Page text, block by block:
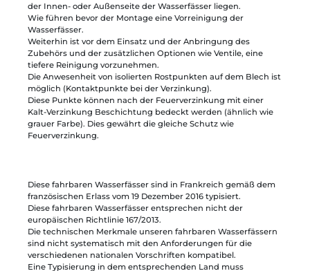
der Innen- oder Außenseite der Wasserfässer liegen.
Wie führen bevor der Montage eine Vorreinigung der
Wasserfässer.
Weiterhin ist vor dem Einsatz und der Anbringung des
Zubehörs und der zusätzlichen Optionen wie Ventile, eine
tiefere Reinigung vorzunehmen.
Die Anwesenheit von isolierten Rostpunkten auf dem Blech ist
möglich (Kontaktpunkte bei der Verzinkung).
Diese Punkte können nach der Feuerverzinkung mit einer
Kalt-Verzinkung Beschichtung bedeckt werden (ähnlich wie
grauer Farbe). Dies gewährt die gleiche Schutz wie
Feuerverzinkung.
Diese fahrbaren Wasserfässer sind in Frankreich gemäß dem
französischen Erlass vom 19 Dezember 2016 typisiert.
Diese fahrbaren Wasserfässer entsprechen nicht der
europäischen Richtlinie 167/2013.
Die technischen Merkmale unseren fahrbaren Wasserfässern
sind nicht systematisch mit den Anforderungen für die
verschiedenen nationalen Vorschriften kompatibel.
Eine Typisierung in dem entsprechenden Land muss